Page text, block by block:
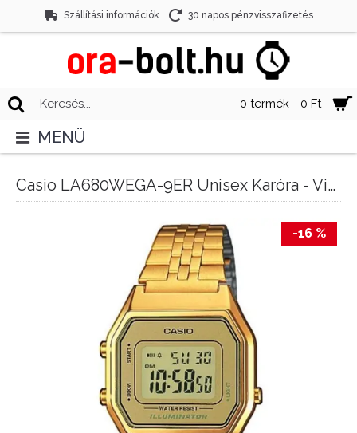
Szállítási információk 30 napos pénzvisszafizetés
0 termék - 0 Ft
MENÜ
Casio LA680WEGA-9ER Unisex Karóra - Vintage
-16 %